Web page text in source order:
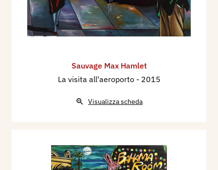
Sauvage Max Hamlet
La visita all'aeroporto - 2015
Visualizza scheda